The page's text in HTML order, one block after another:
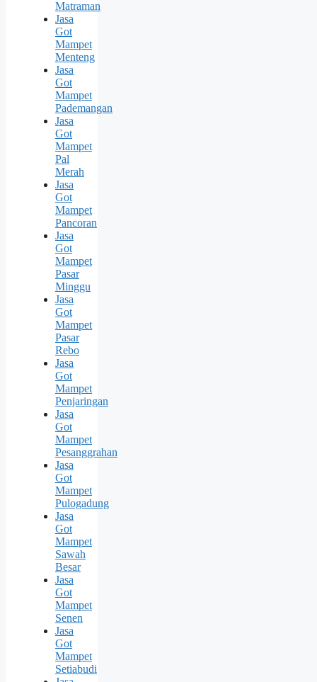
Matraman
Jasa
Got
Mampet
Menteng
Jasa
Got
Mampet
Pademangan
Jasa
Got
Mampet
Pal
Merah
Jasa
Got
Mampet
Pancoran
Jasa
Got
Mampet
Pasar
Minggu
Jasa
Got
Mampet
Pasar
Rebo
Jasa
Got
Mampet
Penjaringan
Jasa
Got
Mampet
Pesanggrahan
Jasa
Got
Mampet
Pulogadung
Jasa
Got
Mampet
Sawah
Besar
Jasa
Got
Mampet
Senen
Jasa
Got
Mampet
Setiabudi